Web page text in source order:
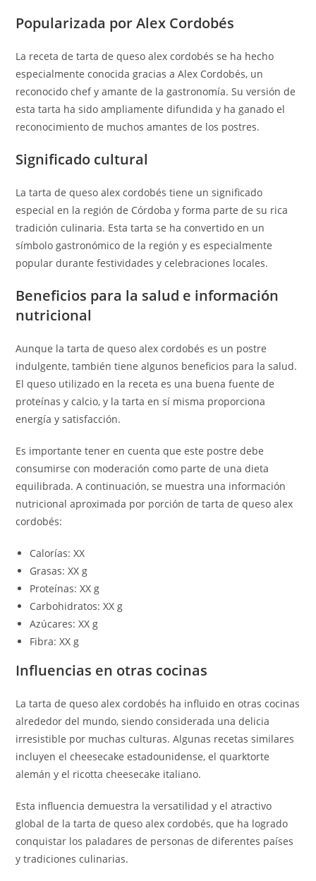
Popularizada por Alex Cordobés
La receta de tarta de queso alex cordobés se ha hecho
especialmente conocida gracias a Alex Cordobés, un
reconocido chef y amante de la gastronomía. Su versión de
esta tarta ha sido ampliamente difundida y ha ganado el
reconocimiento de muchos amantes de los postres.
Significado cultural
La tarta de queso alex cordobés tiene un significado
especial en la región de Córdoba y forma parte de su rica
tradición culinaria. Esta tarta se ha convertido en un
símbolo gastronómico de la región y es especialmente
popular durante festividades y celebraciones locales.
Beneficios para la salud e información
nutricional
Aunque la tarta de queso alex cordobés es un postre
indulgente, también tiene algunos beneficios para la salud.
El queso utilizado en la receta es una buena fuente de
proteínas y calcio, y la tarta en sí misma proporciona
energía y satisfacción.
Es importante tener en cuenta que este postre debe
consumirse con moderación como parte de una dieta
equilibrada. A continuación, se muestra una información
nutricional aproximada por porción de tarta de queso alex
cordobés:
Calorías: XX
Grasas: XX g
Proteínas: XX g
Carbohidratos: XX g
Azúcares: XX g
Fibra: XX g
Influencias en otras cocinas
La tarta de queso alex cordobés ha influido en otras cocinas
alrededor del mundo, siendo considerada una delicia
irresistible por muchas culturas. Algunas recetas similares
incluyen el cheesecake estadounidense, el quarktorte
alemán y el ricotta cheesecake italiano.
Esta influencia demuestra la versatilidad y el atractivo
global de la tarta de queso alex cordobés, que ha logrado
conquistar los paladares de personas de diferentes países
y tradiciones culinarias.